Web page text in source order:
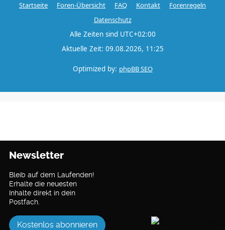
Startseite Foren-Übersicht FAQ Kontakt
Forenregeln
Datenschutz
Alle Zeiten sind UTC+02:00
Aktuelle Zeit: 09.08.2026, 11:25
Optimized by: phpBB SEO
Newsletter
Bleib auf dem Laufenden!
Erhalte die neuesten
Inhalte direkt in dein
Postfach.
Kostenlos abonnieren